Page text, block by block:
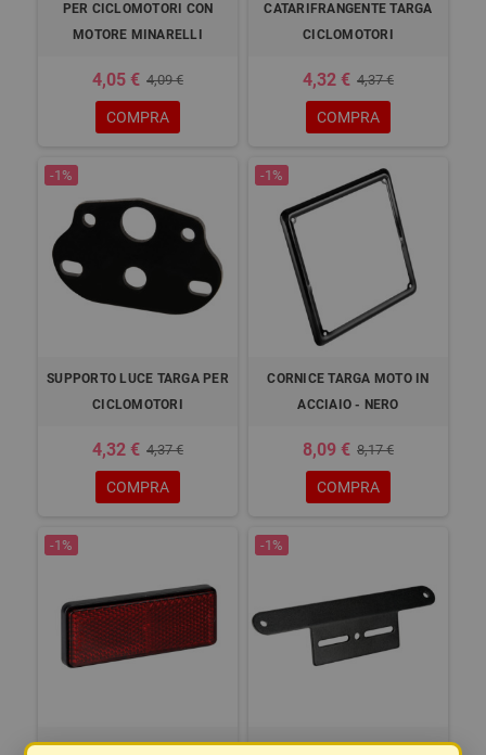
PER CICLOMOTORI CON
MOTORE MINARELLI
4,05 € 4,09 €
COMPRA
CATARIFRANGENTE TARGA
CICLOMOTORI
4,32 € 4,37 €
COMPRA
-1%
SUPPORTO LUCE TARGA PER
CICLOMOTORI
4,32 € 4,37 €
COMPRA
-1%
CORNICE TARGA MOTO IN
ACCIAIO - NERO
8,09 € 8,17 €
COMPRA
-1%
CATARIFRANGENTE
-1%
SUPPORTO PER